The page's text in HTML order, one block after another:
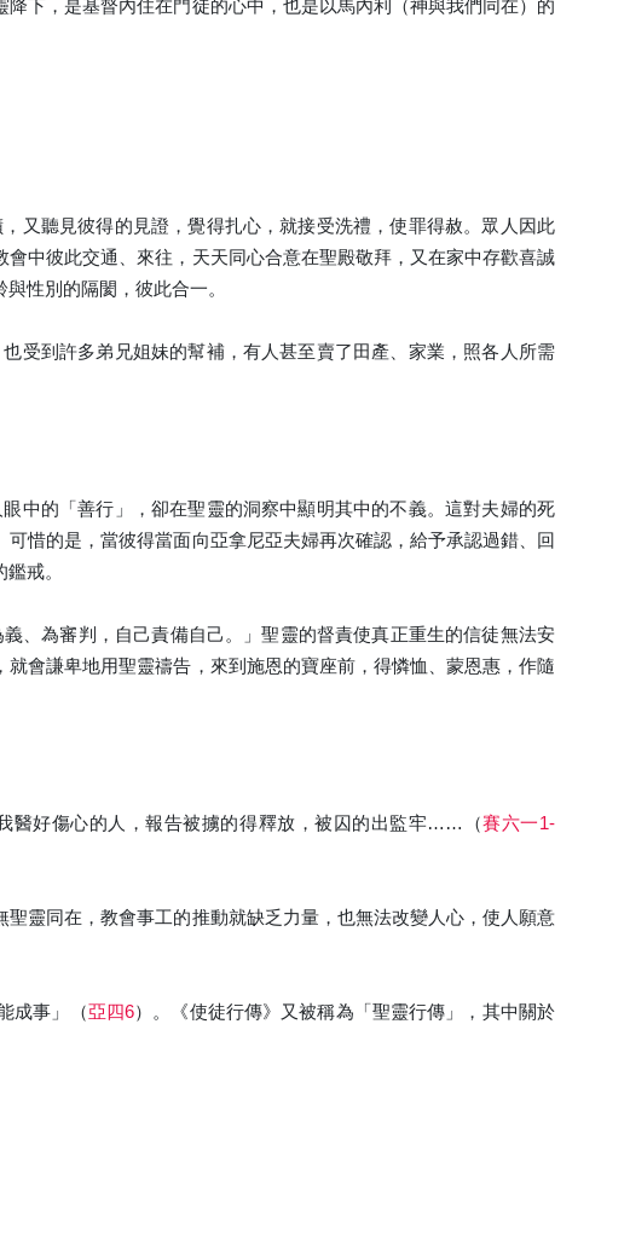
下，是基督內住在門徒的心中，也是以馬內利（神與我們同在）的
又聽見彼得的見證，覺得扎心，就接受洗禮，使罪得赦。眾人因此
中彼此交通、來往，天天同心合意在聖殿敬拜，又在家中存歡喜誠
性別的隔閡，彼此合一。
受到許多弟兄姐妹的幫補，有人甚至賣了田產、家業，照各人所需
中的「善行」，卻在聖靈的洞察中顯明其中的不義。這對夫婦的死
惜的是，當彼得當面向亞拿尼亞夫婦再次確認，給予承認過錯、回
戒。
、為審判，自己責備自己。」聖靈的督責使真正重生的信徒無法安
會謙卑地用聖靈禱告，來到施恩的寶座前，得憐恤、蒙恩惠，作隨
醫好傷心的人，報告被擄的得釋放，被囚的出監牢……（賽六一1-
靈同在，教會事工的推動就缺乏力量，也無法改變人心，使人願意
成事」（亞四6）。《使徒行傳》又被稱為「聖靈行傳」，其中關於